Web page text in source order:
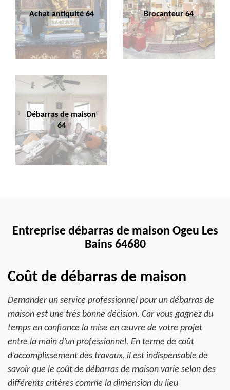
Achat antiquité 64 Brocanteur 64
Débarras de maison
64
Entreprise débarras de maison Ogeu Les
Bains 64680
Coût de débarras de maison
Demander un service professionnel pour un débarras de
maison est une très bonne décision. Car vous gagnez du
temps en confiance la mise en œuvre de votre projet
entre la main d’un professionnel. En terme de coût
d’accomplissement des travaux, il est indispensable de
savoir que le coût de débarras de maison varie selon des
différents critères comme la dimension du lieu